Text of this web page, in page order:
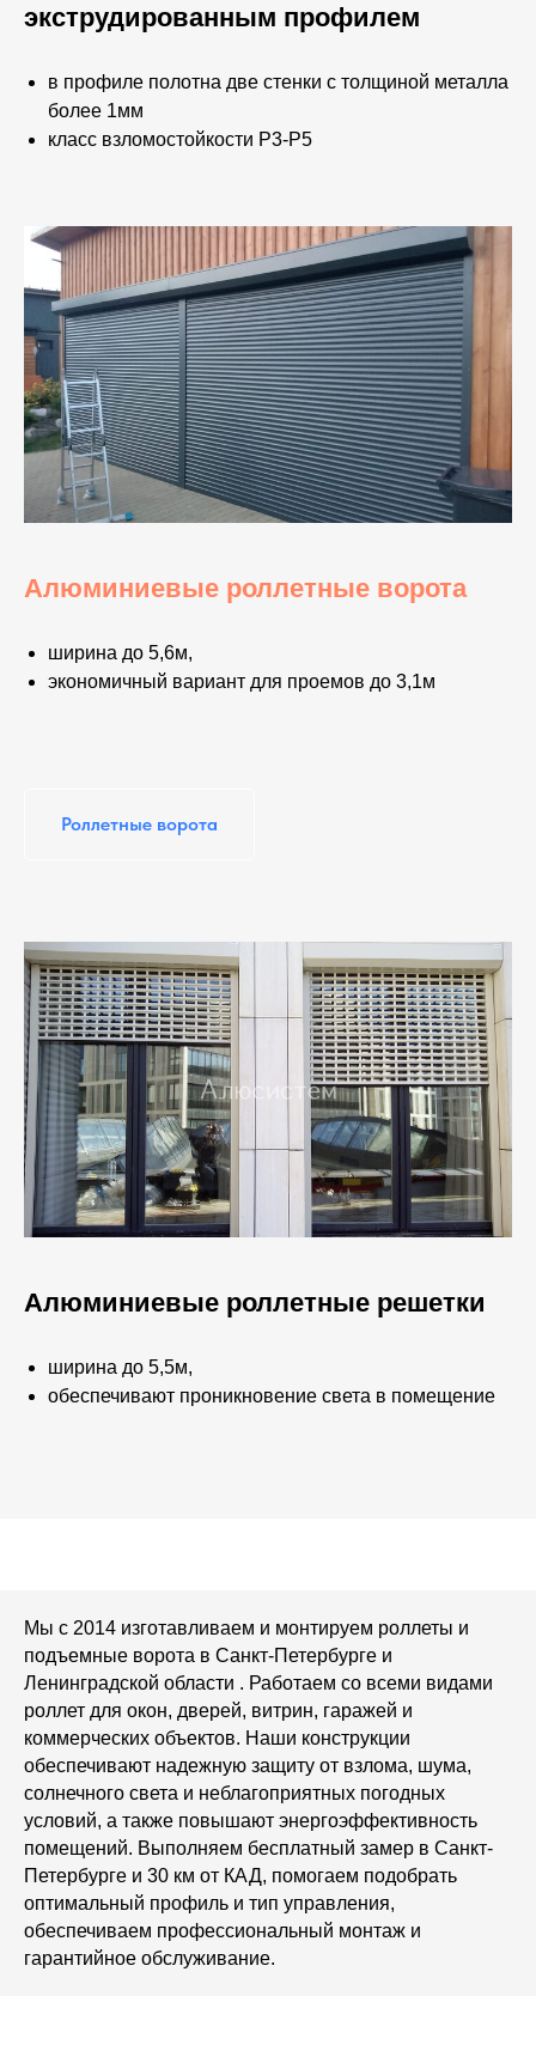
экструдированным профилем
в профиле полотна две стенки с толщиной металла
более 1мм
класс взломостойкости Р3-Р5
Алюминиевые роллетные ворота
ширина до 5,6м,
экономичный вариант для проемов до 3,1м
Роллетные ворота
Алюминиевые роллетные решетки
ширина до 5,5м,
обеспечивают проникновение света в помещение
Мы с 2014 изготавливаем и монтируем роллеты и
подъемные ворота в Санкт‑Петербурге и
Ленинградской области . Работаем со всеми видами
роллет для окон, дверей, витрин, гаражей и
коммерческих объектов. Наши конструкции
обеспечивают надежную защиту от взлома, шума,
солнечного света и неблагоприятных погодных
условий, а также повышают энергоэффективность
помещений. Выполняем бесплатный замер в Санкт-
Петербурге и 30 км от КАД, помогаем подобрать
оптимальный профиль и тип управления,
обеспечиваем профессиональный монтаж и
гарантийное обслуживание.